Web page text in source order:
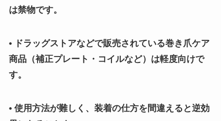
は禁物です。
• ドラッグストアなどで販売されている巻き爪ケア
商品（補正プレート・コイルなど）は軽度向けで
す。
• 使用方法が難しく、装着の仕方を間違えると逆効